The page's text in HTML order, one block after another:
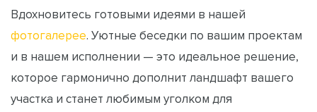
Вдохновитесь готовыми идеями в нашей
фотогалерее. Уютные беседки по вашим проектам
и в нашем исполнении — это идеальное решение,
которое гармонично дополнит ландшафт вашего
участка и станет любимым уголком для